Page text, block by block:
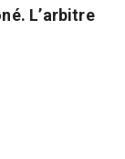
L’arbitre